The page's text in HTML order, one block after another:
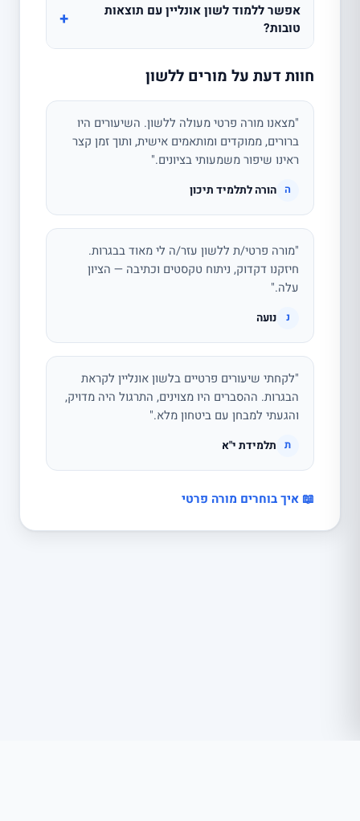
אפשר ללמוד לשון אונליין עם תוצאות
טובות?
+
חוות דעת על מורים ללשון
"מצאנו מורה פרטי מעולה ללשון. השיעורים היו
ברורים, ממוקדים ומותאמים אישית, ותוך זמן קצר
ראינו שיפור משמעותי בציונים."
ה הורה לתלמיד תיכון
"מורה פרטי/ת ללשון עזר/ה לי מאוד בבגרות.
חיזקנו דקדוק, ניתוח טקסטים וכתיבה — הציון
עלה."
נ נועה
"לקחתי שיעורים פרטיים בלשון אונליין לקראת
הבגרות. ההסברים היו מצוינים, התרגול היה מדויק,
והגעתי למבחן עם ביטחון מלא."
ת תלמידת י"א
📖 איך בוחרים מורה פרטי